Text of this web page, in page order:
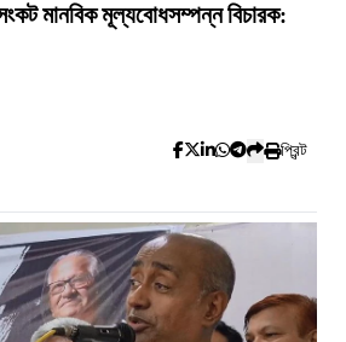
মানবিক মূল্যবোধসম্পন্ন বিচারক:
প্রিন্ট